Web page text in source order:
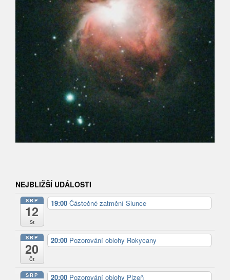
NEJBLIŽŠÍ UDÁLOSTI
SRP
12
St
19:00 Částečné zatmění Slunce
SRP
20
Čt
20:00 Pozorování oblohy Rokycany
SRP 20:00 Pozorování oblohy Plzeň